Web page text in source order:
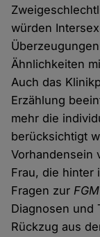
würden
Ähnlichkeiten
Auch das
Erzählung
mehr die
berücksichtigt
Vorhandensein
Frau, die hinter
Fragen zurFGM
Diagnosen und
Rückzug aus